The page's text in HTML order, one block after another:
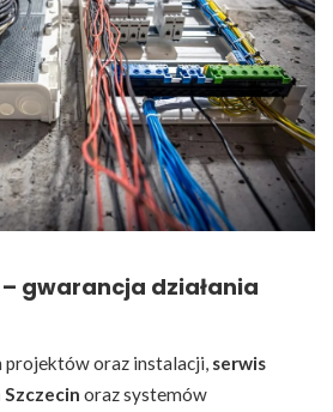
gwarancja działania
projektów oraz instalacji, serwis
oraz systemów